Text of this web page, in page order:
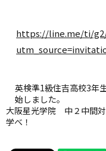
https://line.me/ti/g2/
英検準1級住吉高校3年
始しました。
大阪星光学院 中２中間
学べ！